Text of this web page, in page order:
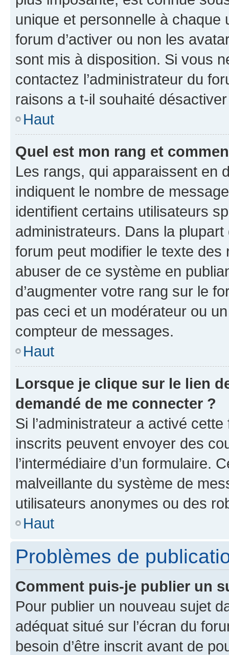
unique et personnelle à chaque
forum d’activer ou non les
sont mis à disposition. Si vous
contactez l’administrateur du
raisons a t-il souhaité
Haut
Quel est mon rang et
Les rangs, qui apparaissent en
indiquent le nombre de
identifient certains utilisateurs
administrateurs. Dans la
forum peut modifier le texte
abuser de ce système en
d’augmenter votre rang sur le
pas ceci et un modérateur ou
compteur de messages.
Haut
Lorsque je clique sur le lien
demandé de me connecter ?
Si l’administrateur a activé
inscrits peuvent envoyer des
l’intermédiaire d’un formulaire.
malveillante du système de
utilisateurs anonymes ou des
Haut
Problèmes de
Comment puis-je publier un
Pour publier un nouveau sujet
adéquat situé sur l’écran du
besoin d’être inscrit avant de